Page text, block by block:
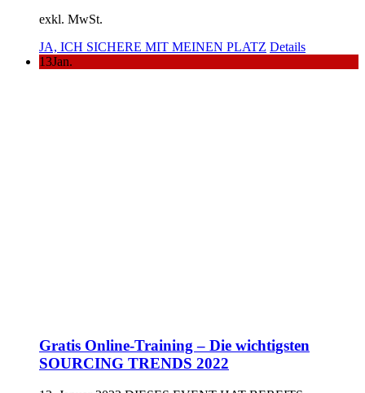
exkl. MwSt.
JA, ICH SICHERE MIT MEINEN PLATZ Details
13Jan.
Gratis Online-Training – Die wichtigsten
SOURCING TRENDS 2022